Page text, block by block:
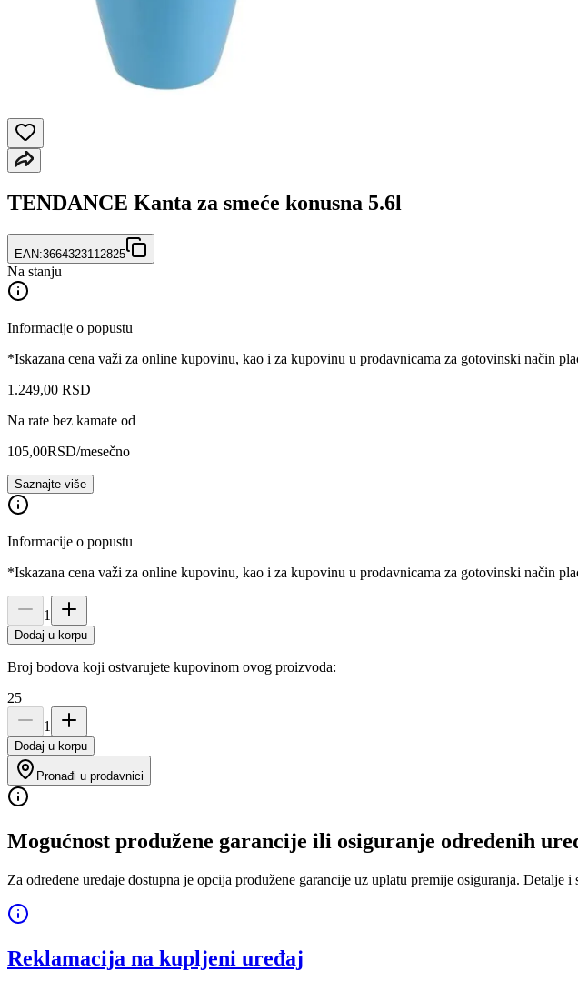
TENDANCE Kanta za smeće konusna 5.6l
EAN:3664323112825
Na stanju
Informacije o popustu
*Iskazana cena važi za online kupovinu, kao i za kupovinu u prodavnicama za gotovinski način
1.249,00 RSD
Na rate bez kamate od
105,00RSD/mesečno
Saznajte više
Informacije o popustu
*Iskazana cena važi za online kupovinu, kao i za kupovinu u prodavnicama za gotovinski način
1
Dodaj u korpu
Broj bodova koji ostvarujete kupovinom ovog proizvoda:
25
1
Dodaj u korpu
Pronađi u prodavnici
Mogućnost produžene garancije ili osiguranje određenih
Za određene uređaje dostupna je opcija produžene garancije uz uplatu premije osiguranja. Detalje
Reklamacija na kupljeni uređaj